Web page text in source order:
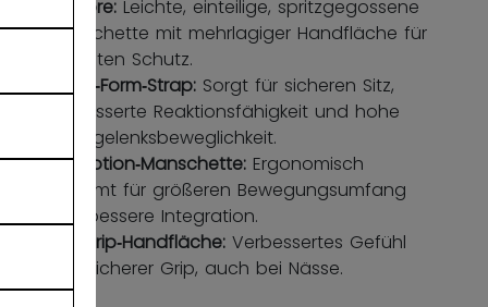
Litecore: Leichte, einteilige, spritzgegossene
Manschette mit mehrlagiger Handfläche für
erhöhten Schutz.
Cross‑Form‑Strap: Sorgt für sicheren Sitz,
verbesserte Reaktionsfähigkeit und hohe
Handgelenksbeweglichkeit.
FlexMotion‑Manschette: Ergonomisch
geformt für größeren Bewegungsumfang
und bessere Integration.
Suregrip‑Handfläche: Verbessertes Gefühl
und sicherer Grip, auch bei Nässe.